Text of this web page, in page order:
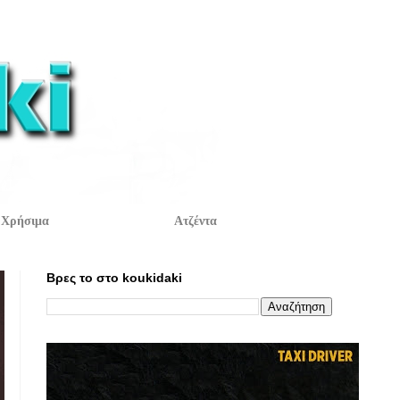
Χρήσιμα Ατζέντα
Βρες το στο koukidaki